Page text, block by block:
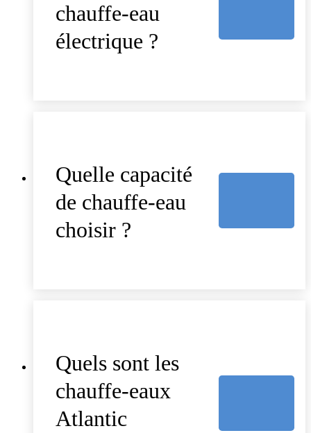
chauffe-eau
électrique ?
Quelle capacité
de chauffe-eau
choisir ?
Quels sont les
chauffe-eaux
Atlantic